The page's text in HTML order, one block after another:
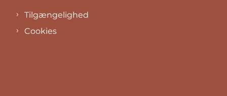
Tilgængelighed
Cookies